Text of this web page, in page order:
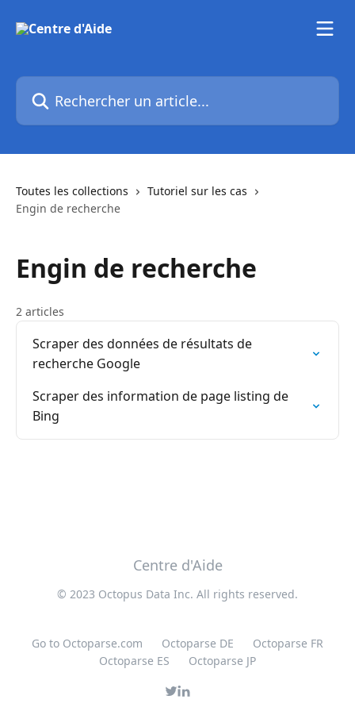
Rechercher un article...
Toutes les collections
Tutoriel sur les cas
Engin de recherche
Engin de recherche
2 articles
Scraper des données de résultats de
recherche Google
Scraper des information de page listing de
Bing
Centre d'Aide
© 2023 Octopus Data Inc. All rights reserved.
Go to Octoparse.com Octoparse DE
Octoparse FR
Octoparse ES
Octoparse JP